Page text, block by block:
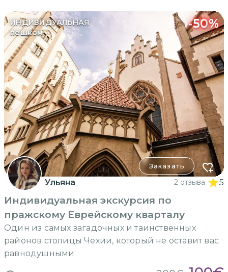
ИНДИВИДУАЛЬНАЯ
пешком
-50%
Заказать
Ульяна 2 отзыва 5
Индивидуальная экскурсия по
пражскому Еврейскому кварталу
Один из самых загадочных и таинственных
районов столицы Чехии, который не оставит вас
равнодушными